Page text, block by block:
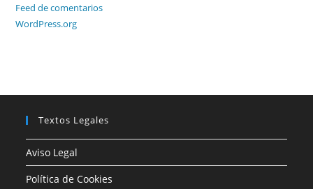
Feed de comentarios
WordPress.org
Textos Legales
Aviso Legal
Política de Cookies